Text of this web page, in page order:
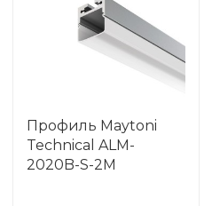
Профиль Maytoni
Technical ALM-
2020B-S-2M